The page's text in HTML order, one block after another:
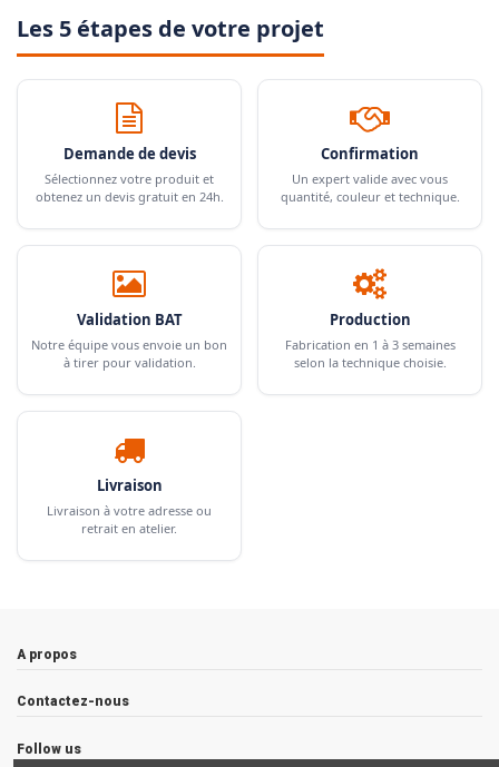
Les 5 étapes de votre projet
Demande de devis
Sélectionnez votre produit et
obtenez un devis gratuit en 24h.
Confirmation
Un expert valide avec vous
quantité, couleur et technique.
Validation BAT
Notre équipe vous envoie un bon
à tirer pour validation.
Production
Fabrication en 1 à 3 semaines
selon la technique choisie.
Livraison
Livraison à votre adresse ou
retrait en atelier.
A propos
Contactez-nous
Follow us